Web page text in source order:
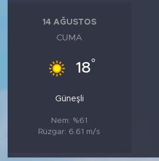
14 AĞUSTOS
CUMA
18°
Güneşli
Nem: %61
Rüzgar: 6.61 m/s